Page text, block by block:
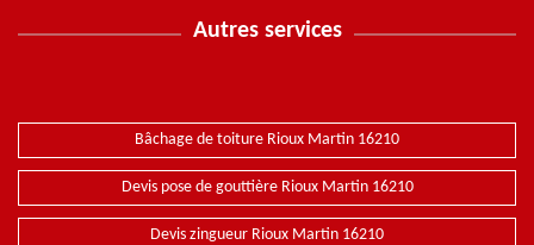
Autres services
Bâchage de toiture Rioux Martin 16210
Devis pose de gouttière Rioux Martin 16210
Devis zingueur Rioux Martin 16210